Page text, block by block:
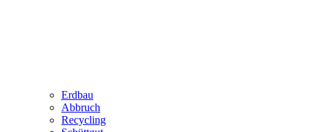
Erdbau
Abbruch
Recycling